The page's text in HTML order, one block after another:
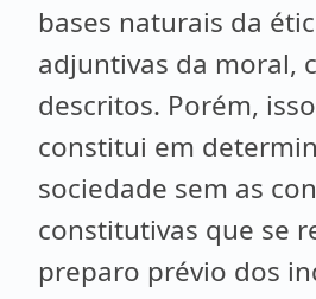
bases naturais da
adjuntivas da moral,
descritos. Porém,
constitui em
sociedade sem as
constitutivas que se
preparo prévio dos